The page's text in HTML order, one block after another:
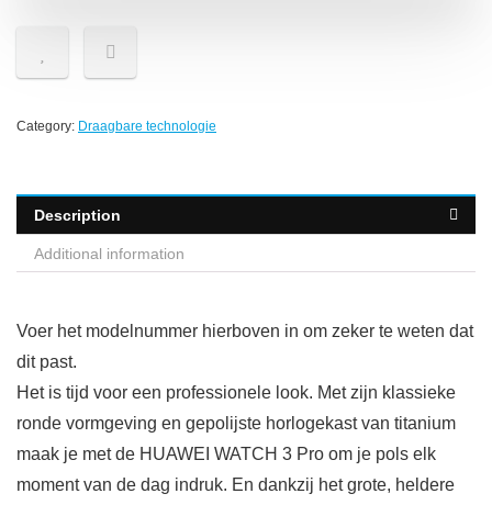
Category: Draagbare technologie
Description
Additional information
Voer het modelnummer hierboven in om zeker te weten dat
dit past.
Het is tijd voor een professionele look. Met zijn klassieke
ronde vormgeving en gepolijste horlogekast van titanium
maak je met de HUAWEI WATCH 3 Pro om je pols elk
moment van de dag indruk. En dankzij het grote, heldere